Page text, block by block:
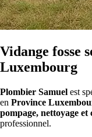
Vidange fosse
Luxembourg
Plombier Samuel est
en Province
pompage, nettoyage et
professionnel.